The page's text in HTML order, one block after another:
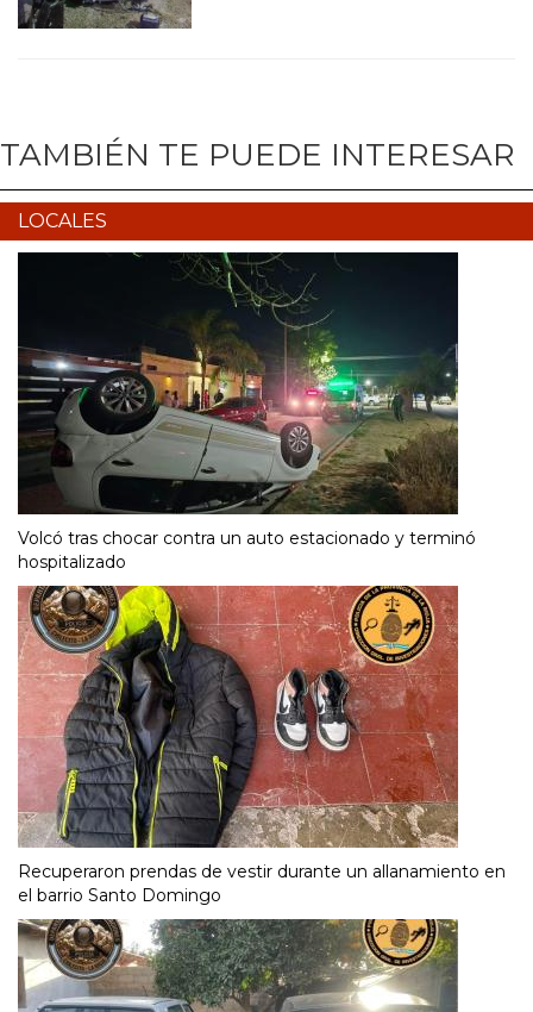
TAMBIÉN TE PUEDE INTERESAR
LOCALES
Volcó tras chocar contra un auto estacionado y terminó
hospitalizado
Recuperaron prendas de vestir durante un allanamiento en
el barrio Santo Domingo